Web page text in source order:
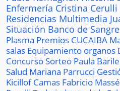
Enfermería Cristina Cerulli
Residencias Multimedia
Situación Banco de Sangre
Plasma Premios CUCAIBA
salas Equipamiento organos
ConcursoSorteo Paula Barile
Salud Mariana Parrucci
KicillofCamas Fabricio Massé